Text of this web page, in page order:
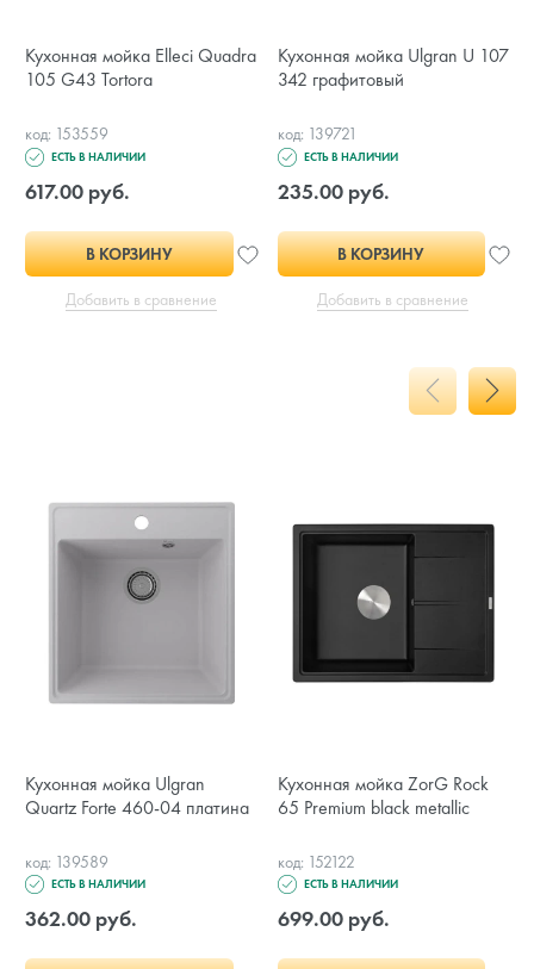
Кухонная мойка Elleci Quadra
105 G43 Tortora
код: 153559
ЕСТЬ В НАЛИЧИИ
617.00 руб.
В КОРЗИНУ
Добавить в сравнение
Кухонная мойка Ulgran U 107
342 графитовый
код: 139721
ЕСТЬ В НАЛИЧИИ
235.00 руб.
В КОРЗИНУ
Добавить в сравнение
Кухонная мойка Ulgran
Quartz Forte 460-04 платина
код: 139589
ЕСТЬ В НАЛИЧИИ
362.00 руб.
Кухонная мойка ZorG Rock
65 Premium black metallic
код: 152122
ЕСТЬ В НАЛИЧИИ
699.00 руб.